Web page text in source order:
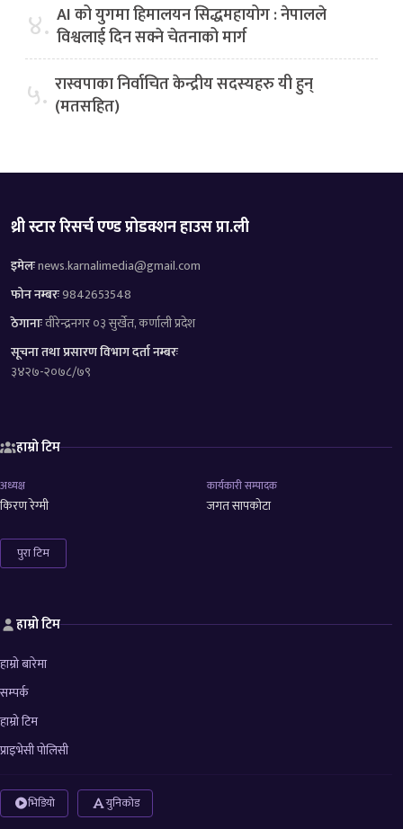
४. AI को युगमा हिमालयन सिद्धमहायोग : नेपालले
विश्वलाई दिन सक्ने चेतनाको मार्ग
५. रास्वपाका निर्वाचित केन्द्रीय सदस्यहरु यी हुन्
(मतसहित)
थ्री स्टार रिसर्च एण्ड प्रोडक्शन हाउस प्रा.ली
इमेलःnews.karnalimedia@gmail.com
फोन नम्बरः9842653548
ठेगानाःवीरेन्द्रनगर ०३ सुर्खेत, कर्णाली प्रदेश
सूचना तथा प्रसारण विभाग दर्ता नम्बरः
३४२७-२०७८/७९
हाम्रो टिम
अध्यक्ष
किरण रेग्मी
कार्यकारी सम्पादक
जगत सापकोटा
पुरा टिम
हाम्रो टिम
हाम्रो बारेमा
सम्पर्क
हाम्रो टिम
प्राइभेसी पोलिसी
भिडियो युनिकोड